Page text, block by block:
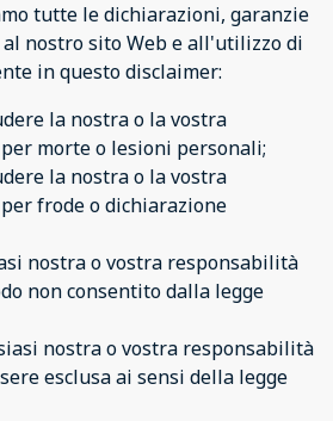
tutte le dichiarazioni, garanzie
nostro sito Web e all'utilizzo di
in questo disclaimer:
la nostra o la vostra
morte o lesioni personali;
la nostra o la vostra
frode o dichiarazione
nostra o vostra responsabilità
non consentito dalla legge
nostra o vostra responsabilità
esclusa ai sensi della legge